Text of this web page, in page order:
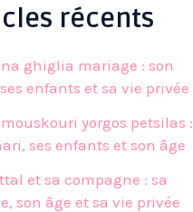
récents
ghiglia mariage : son
enfants et sa vie privée
yorgos petsilas :
ses enfants et son âge
et sa compagne : sa
son âge et sa vie privée